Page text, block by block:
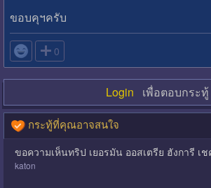
ขอบคุฯครับ
 0
Login เพื่อตอบกระทู้
กระทู้ที่คุณอาจสนใจ
ขอความเห็นทริป เยอรมัน ออสเตรีย ฮังการี เช
katon